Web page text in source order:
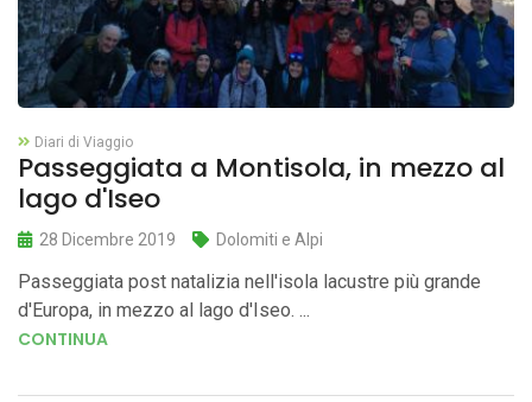
Diari di Viaggio
Passeggiata a Montisola, in mezzo al
lago d'Iseo
28 Dicembre 2019 Dolomiti e Alpi
Passeggiata post natalizia nell'isola lacustre più grande
d'Europa, in mezzo al lago d'Iseo. ...
CONTINUA